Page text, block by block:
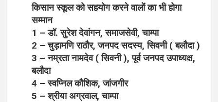
किसान स्कूल को सहयोग करने वालों का भी होगा
सम्मान
1 – डॉ. सुरेश देवांगन, समाजसेवी, चाम्पा
2 – चुड़ामणि राठौर, जनपद सदस्य, सिवनी ( बलौदा )
3 – नम्रता नामदेव ( सिवनी ), पूर्व जनपद उपाध्यक्ष,
बलौदा
4 – स्वप्निल कौशिक, जांजगीर
5 – श्रीया अग्रवाल, चाम्पा